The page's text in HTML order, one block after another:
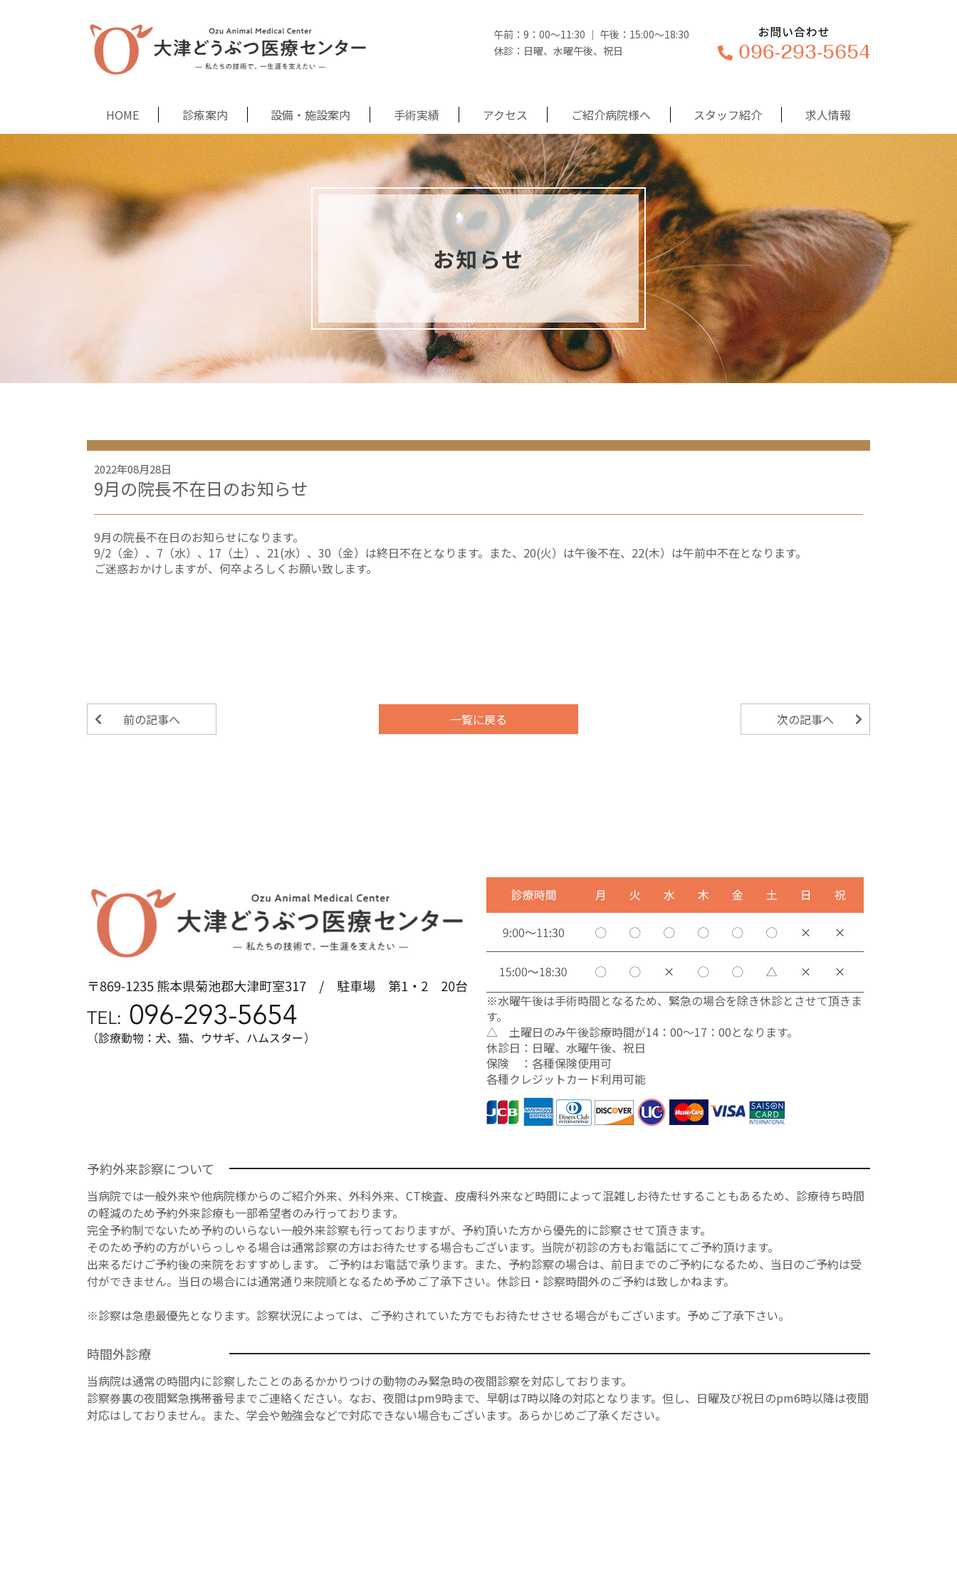
午前：9：00～11:30 ｜ 午後：15:00〜18:30
休診：日曜、水曜午後、祝日
HOME 診療案内 設備・施設案内 手術実績 アクセス ご紹介病院様へ スタッフ紹介 求人情報
お知らせ
2022年08月28日
9月の院長不在日のお知らせ
9月の院長不在日のお知らせになります。
9/2（金）、7（水）、17（土）、21(水）、30（金）は終日不在となります。また、20(火）は午後不在、22(木）は午前中不在となります。
ご迷惑おかけしますが、何卒よろしくお願い致します。
前の記事へ 一覧に戻る 次の記事へ
※水曜午後は手術時間となるため、緊急の場合を除き休診とさせて頂きま
す。
△ 土曜日のみ午後診療時間が14：00〜17：00となります。
休診日：日曜、水曜午後、祝日
保険 ：各種保険使用可
各種クレジットカード利用可能
予約外来診察について
当病院では一般外来や他病院様からのご紹介外来、外科外来、CT検査、皮膚科外来など時間によって混雑しお待たせすることもあるため、診療待ち時間
の軽減のため予約外来診療も一部希望者のみ行っております。
完全予約制でないため予約のいらない一般外来診察も行っておりますが、予約頂いた方から優先的に診察させて頂きます。
そのため予約の方がいらっしゃる場合は通常診察の方はお待たせする場合もございます。当院が初診の方もお電話にてご予約頂けます。
出来るだけご予約後の来院をおすすめします。 ご予約はお電話で承ります。また、予約診察の場合は、前日までのご予約になるため、当日のご予約は受
付ができません。当日の場合には通常通り来院順となるため予めご了承下さい。休診日・診察時間外のご予約は致しかねます。
※診察は急患最優先となります。診察状況によっては、ご予約されていた方でもお待たせさせる場合がもございます。予めご了承下さい。
時間外診療
当病院は通常の時間内に診察したことのあるかかりつけの動物のみ緊急時の夜間診察を対応しております。
診察券裏の夜間緊急携帯番号までご連絡ください。なお、夜間はpm9時まで、早朝は7時以降の対応となります。但し、日曜及び祝日のpm6時以降は夜間
対応はしておりません。また、学会や勉強会などで対応できない場合もございます。あらかじめご了承ください。